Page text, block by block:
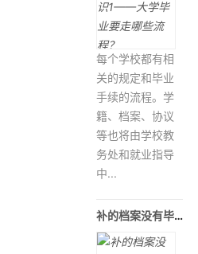
每个学校都有相
关的规定和毕业
手续的流程。学
籍、档案、协议
等也将由学校教
务处和就业指导
中...
补的档案没有毕业生登记表怎么办？